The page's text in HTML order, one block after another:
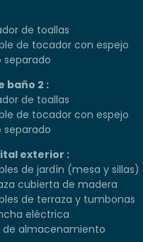
de toallas
de tocador con espejo
separado
baño 2 :
de toallas
de tocador con espejo
separado
exterior :
de jardín (mesa y sillas)
cubierta de madera
de terraza y tumbonas
eléctrica
de almacenamiento